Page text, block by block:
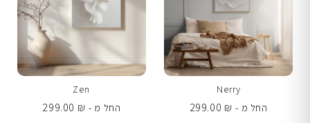
Nerry
החל מ -
299.00 ₪
Zen
החל מ -
299.00 ₪